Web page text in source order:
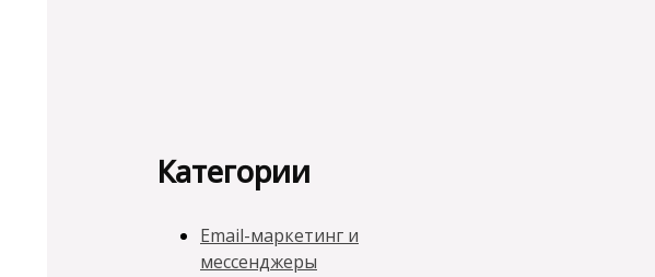
Категории
Email-маркетинг и
мессенджеры